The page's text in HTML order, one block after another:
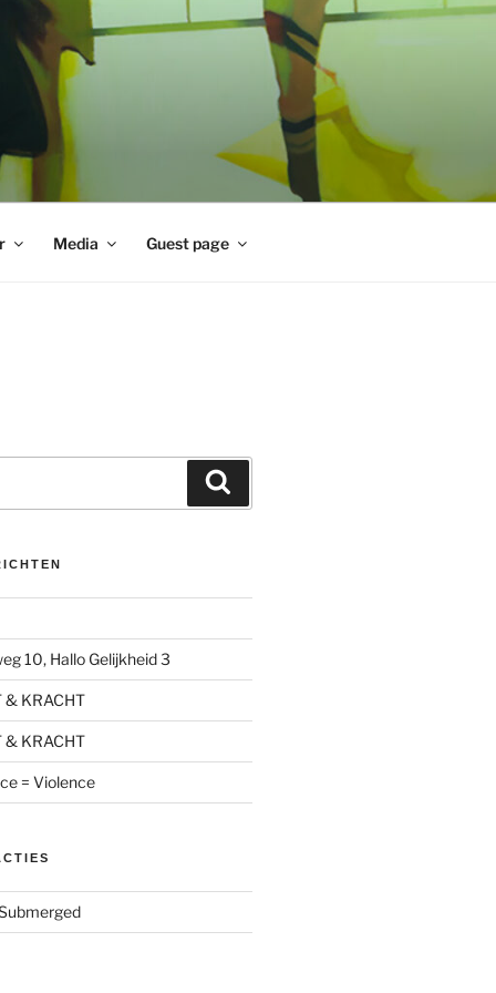
Media Guest page
10, Hallo Gelijkheid 3
& KRACHT
& KRACHT
= Violence